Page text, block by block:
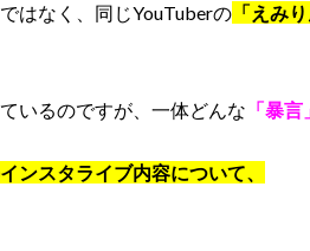
はなく、同じYouTuberの 「えみ
いるのですが、一体どんな 「暴言
ンスタライブ内容について、